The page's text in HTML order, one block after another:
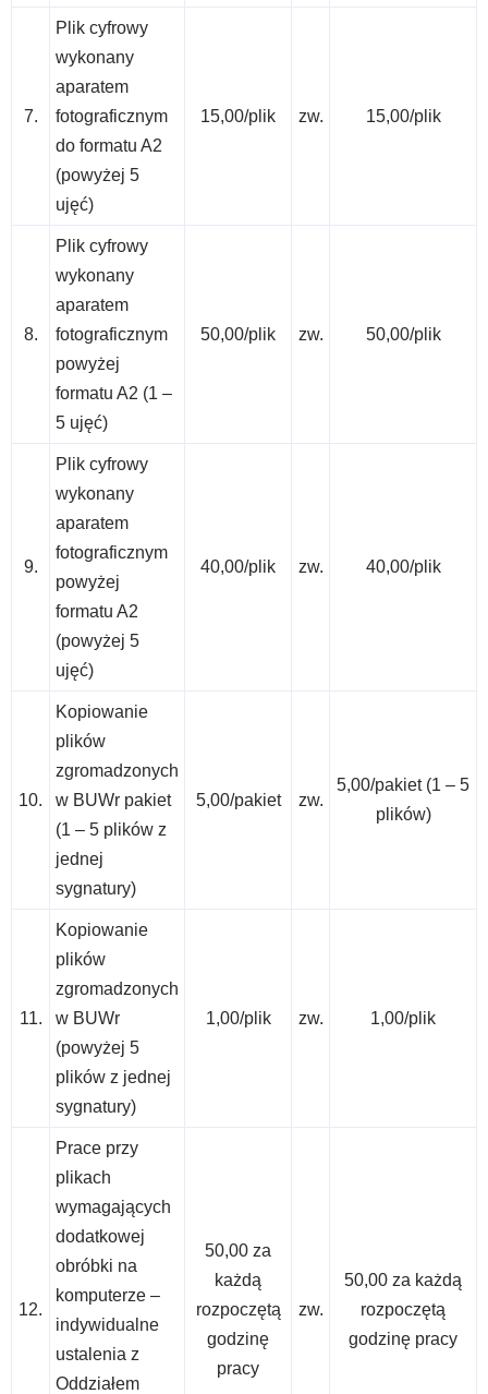
7.
Plik cyfrowy
wykonany
aparatem
fotograficznym
do formatu A2
(powyżej 5
ujęć)
15,00/plik zw. 15,00/plik
8.
Plik cyfrowy
wykonany
aparatem
fotograficznym
powyżej
formatu A2 (1 –
5 ujęć)
50,00/plik zw. 50,00/plik
9.
Plik cyfrowy
wykonany
aparatem
fotograficznym
powyżej
formatu A2
(powyżej 5
ujęć)
40,00/plik zw. 40,00/plik
10.
Kopiowanie
plików
zgromadzonych
w BUWr pakiet
(1 – 5 plików z
jednej
sygnatury)
5,00/pakiet zw.
5,00/pakiet (1 – 5
plików)
11.
Kopiowanie
plików
zgromadzonych
w BUWr
(powyżej 5
plików z jednej
sygnatury)
1,00/plik zw. 1,00/plik
12.
Prace przy
plikach
wymagających
dodatkowej
obróbki na
komputerze –
indywidualne
ustalenia z
Oddziałem
50,00 za
każdą
rozpoczętą
godzinę
pracy
zw.
50,00 za każdą
rozpoczętą
godzinę pracy